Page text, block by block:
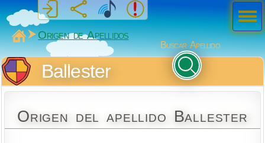
MiSabueso
Origen de Apellidos
Buscar Apellido
Ballester
Origen del apellido Ballester
Men
ú